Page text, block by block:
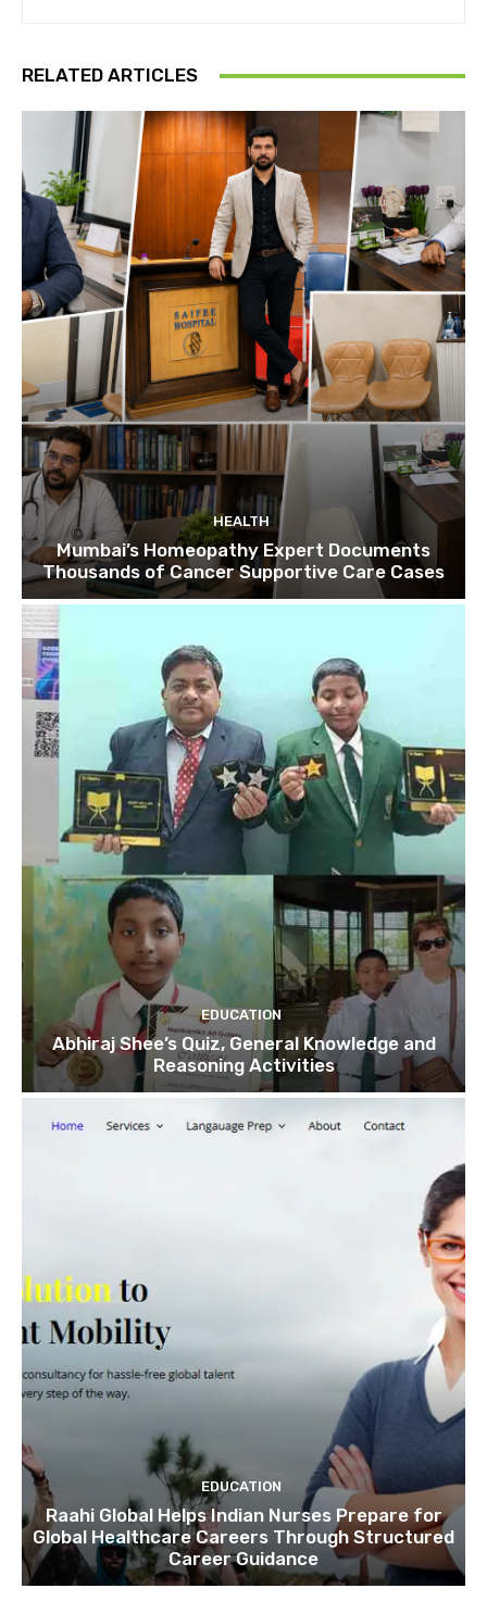
RELATED ARTICLES
HEALTH
Mumbai’s Homeopathy Expert Documents
Thousands of Cancer Supportive Care Cases
EDUCATION
Abhiraj Shee’s Quiz, General Knowledge and
Reasoning Activities
EDUCATION
Raahi Global Helps Indian Nurses Prepare for
Global Healthcare Careers Through Structured
Career Guidance